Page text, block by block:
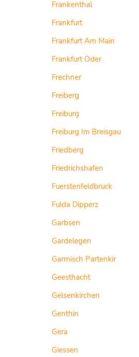
Frankenthal
Frankfurt
Frankfurt Am Main
Frankfurt Oder
Frechner
Freiberg
Freiburg
Freiburg Im Breisgau
Friedberg
Friedrichshafen
Fuerstenfeldbruck
Fulda Dipperz
Garbsen
Gardelegen
Garmisch Partenkir
Geesthacht
Gelsenkirchen
Genthin
Gera
Giessen